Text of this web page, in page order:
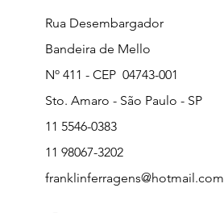
Rua Desembargador
Bandeira de Mello
Nº 411 - CEP 04743-001
Sto. Amaro - São Paulo - SP
11 5546-0383
11 98067-3202
franklinferragens@hotmail.com